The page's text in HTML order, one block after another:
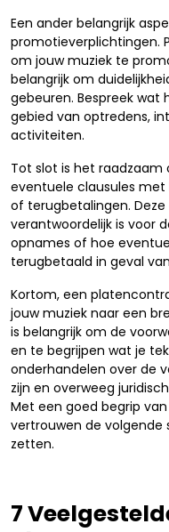
Een ander belangrijk
promotieverplichtingen.
om jouw muziek te
belangrijk om
gebeuren. Bespreek
gebied van optredens,
activiteiten.
Tot slot is het
eventuele clausules
of terugbetalingen.
verantwoordelijk is voor
opnames of hoe
terugbetaald in geval
Kortom, een
jouw muziek naar een
is belangrijk om de
en te begrijpen wat je
onderhandelen over de
zijn en overweeg
Met een goed begrip
vertrouwen de volgende
zetten.
7